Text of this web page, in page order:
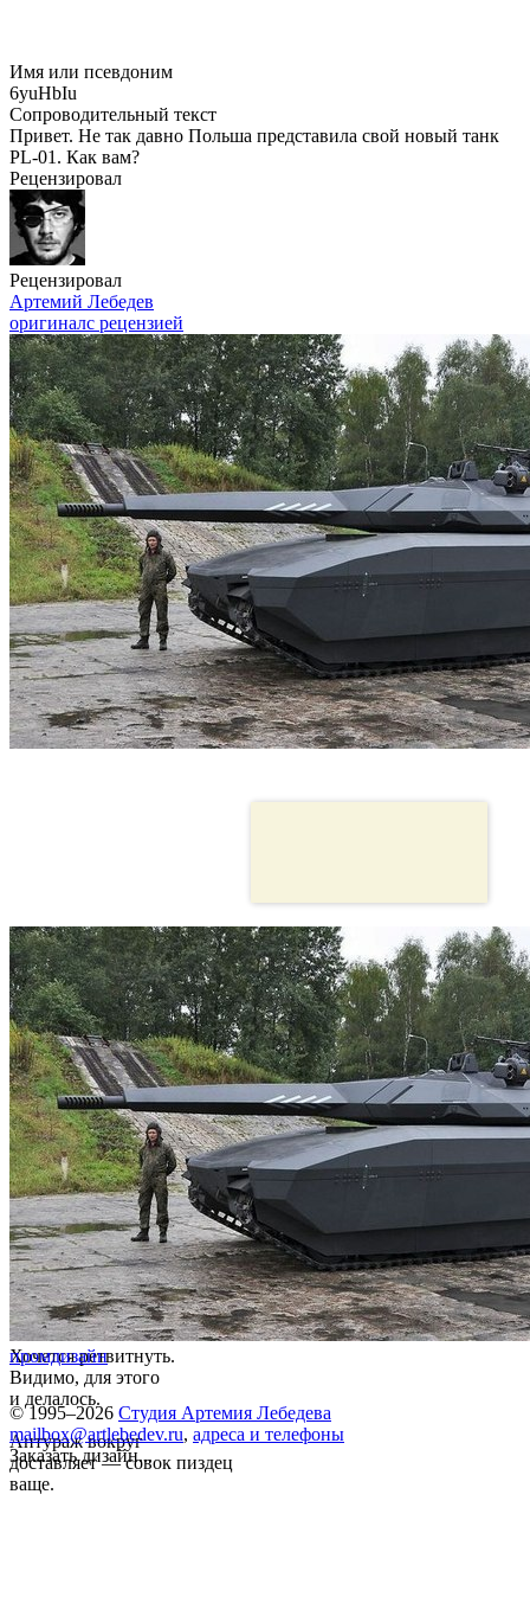
Имя или псевдоним
6yuHbIu
Сопроводительный текст
Привет. Не так давно Польша представила свой новый танк
PL-01. Как вам?
Рецензировал
Рецензировал
Артемий Лебедев
оригиналс рецензией
Хочется ретвитнуть.
Видимо, для этого
и делалось.
Антураж вокруг
доставляет — совок пиздец
ваще.
промдизайн
© 1995–2026 Студия Артемия Лебедева
mailbox@artlebedev.ru, адреса и телефоны
Заказать дизайн...